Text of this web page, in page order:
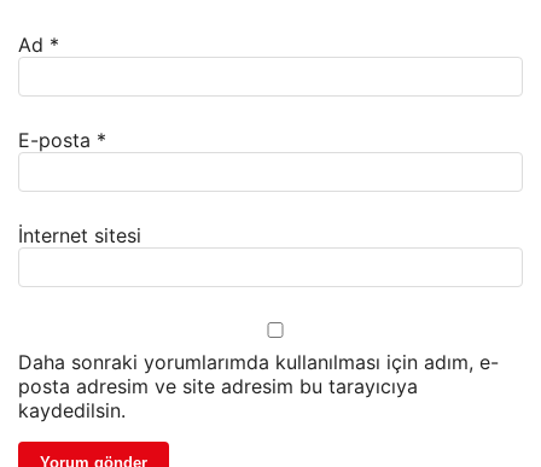
Ad *
E-posta *
İnternet sitesi
Daha sonraki yorumlarımda kullanılması için adım, e-
posta adresim ve site adresim bu tarayıcıya
kaydedilsin.